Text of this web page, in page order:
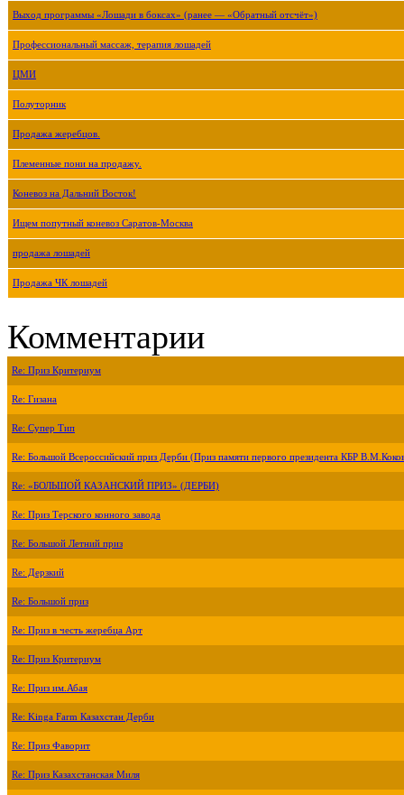
Выход программы «Лошади в боксах» (ранее — «Обратный отсчёт»)
Профессиональный массаж, терапия лошадей
ЦМИ
Полуторник
Продажа жеребцов.
Племенные пони на продажу.
Коневоз на Дальний Восток!
Ищем попутный коневоз Саратов-Москва
продажа лошадей
Продажа ЧК лошадей
Комментарии
Re: Приз Критериум
Re: Гизана
Re: Супер Тип
Re: Большой Всероссийский приз Дерби (Приз памяти первого президента КБР
Re: «БОЛЬШОЙ КАЗАНСКИЙ ПРИЗ» (ДЕРБИ)
Re: Приз Терского конного завода
Re: Большой Летний приз
Re: Дерзкий
Re: Большой приз
Re: Приз в честь жеребца Арт
Re: Приз Критериум
Re: Приз им.Абая
Re: Kinga Farm Казахстан Дерби
Re: Приз Фаворит
Re: Приз Казахстанская Миля